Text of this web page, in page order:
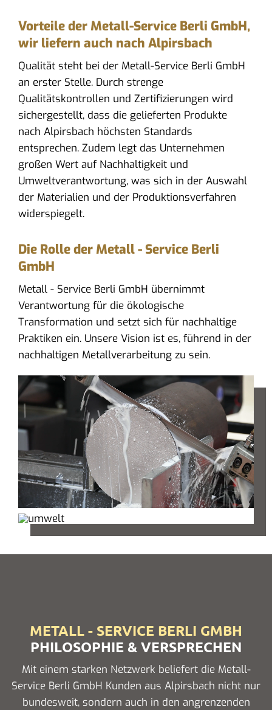
Vorteile der Metall-Service Berli GmbH,
wir liefern auch nach Alpirsbach
Qualität steht bei der Metall-Service Berli GmbH
an erster Stelle. Durch strenge
Qualitätskontrollen und Zertifizierungen wird
sichergestellt, dass die gelieferten Produkte
nach Alpirsbach höchsten Standards
entsprechen. Zudem legt das Unternehmen
großen Wert auf Nachhaltigkeit und
Umweltverantwortung, was sich in der Auswahl
der Materialien und der Produktionsverfahren
widerspiegelt.
Die Rolle der Metall - Service Berli
GmbH
Metall - Service Berli GmbH übernimmt
Verantwortung für die ökologische
Transformation und setzt sich für nachhaltige
Praktiken ein. Unsere Vision ist es, führend in der
nachhaltigen Metallverarbeitung zu sein.
METALL - SERVICE BERLI GMBH
PHILOSOPHIE & VERSPRECHEN
Mit einem starken Netzwerk beliefert die Metall-
Service Berli GmbH Kunden aus Alpirsbach nicht nur
bundesweit, sondern auch in den angrenzenden